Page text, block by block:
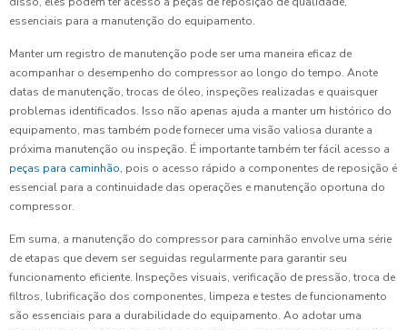
essenciais para a manutenção do equipamento.
Manter um registro de manutenção pode ser uma maneira eficaz de
acompanhar o desempenho do compressor ao longo do tempo. Anote
datas de manutenção, trocas de óleo, inspeções realizadas e quaisquer
problemas identificados. Isso não apenas ajuda a manter um histórico do
equipamento, mas também pode fornecer uma visão valiosa durante a
próxima manutenção ou inspeção. É importante também ter fácil acesso a
peças para caminhão, pois o acesso rápido a componentes de reposição é
essencial para a continuidade das operações e manutenção oportuna do
compressor.
Em suma, a manutenção do compressor para caminhão envolve uma série
de etapas que devem ser seguidas regularmente para garantir seu
funcionamento eficiente. Inspeções visuais, verificação de pressão, troca de
filtros, lubrificação dos componentes, limpeza e testes de funcionamento
são essenciais para a durabilidade do equipamento. Ao adotar uma